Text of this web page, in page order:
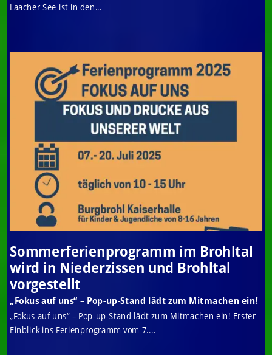
Laacher See ist in den...
Sommerferienprogramm im Brohltal
wird in Niederzissen und Brohltal
vorgestellt
„Fokus auf uns“ – Pop-up-Stand lädt zum Mitmachen ein!
„Fokus auf uns“ – Pop-up-Stand lädt zum Mitmachen ein! Erster
Einblick ins Ferienprogramm vom 7....